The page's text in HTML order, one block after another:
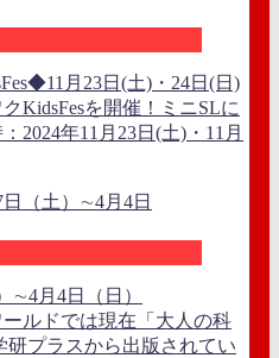
月23日(土)・24日(日)
KidsFesを開催！ミニSLに
2024年11月23日(土)・11月
∼4月4日（日）
ルドでは現在「大人の科
プラスから出版されてい